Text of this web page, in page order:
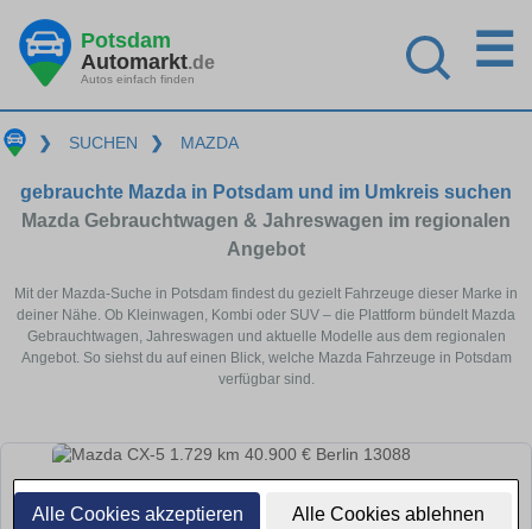
Alle Cookies akzeptieren Alle Cookies ablehnen
Potsdam
Automarkt.de
Autos einfach finden
☰
❯ SUCHEN ❯ MAZDA
gebrauchte Mazda in Potsdam und im Umkreis suchen
Mazda Gebrauchtwagen & Jahreswagen im regionalen
Angebot
Mit der Mazda-Suche in Potsdam findest du gezielt Fahrzeuge dieser Marke in
deiner Nähe. Ob Kleinwagen, Kombi oder SUV – die Plattform bündelt Mazda
Gebrauchtwagen, Jahreswagen und aktuelle Modelle aus dem regionalen
Angebot. So siehst du auf einen Blick, welche Mazda Fahrzeuge in Potsdam
verfügbar sind.